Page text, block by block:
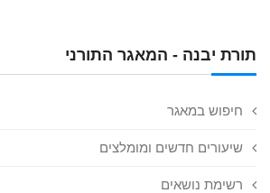
תורת יבנה - המאגר התורני
חיפוש במאגר
שיעורים חדשים ומומלצים
רשימת נושאים